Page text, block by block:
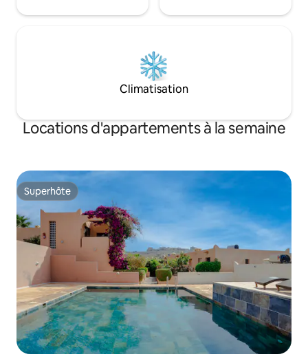
Climatisation
Locations d'appartements à la semaine
Superhôte
Superhôte